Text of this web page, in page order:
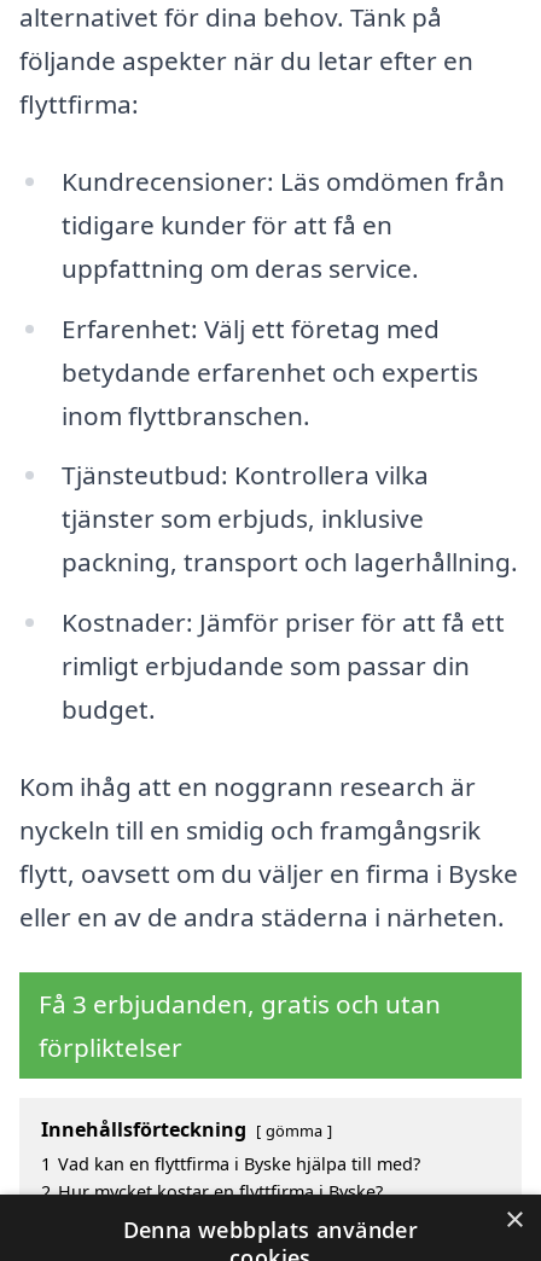
alternativet för dina behov. Tänk på
följande aspekter när du letar efter en
flyttfirma:
Kundrecensioner: Läs omdömen från
tidigare kunder för att få en
uppfattning om deras service.
Erfarenhet: Välj ett företag med
betydande erfarenhet och expertis
inom flyttbranschen.
Tjänsteutbud: Kontrollera vilka
tjänster som erbjuds, inklusive
packning, transport och lagerhållning.
Kostnader: Jämför priser för att få ett
rimligt erbjudande som passar din
budget.
Kom ihåg att en noggrann research är
nyckeln till en smidig och framgångsrik
flytt, oavsett om du väljer en firma i Byske
eller en av de andra städerna i närheten.
Få 3 erbjudanden, gratis och utan
förpliktelser
Innehållsförteckning gömma
1 Vad kan en flyttfirma i Byske hjälpa till med?
2 Hur mycket kostar en flyttfirma i Byske?
Fördelar med att välja flyttfirma i Byske
Sök efter en skicklig flyttfirma i de omgivande
×
Denna webbplats använder